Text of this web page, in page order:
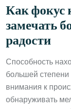
Как фокус
замечать
радости
Способность
большей степени
внимания к
обнаруживать